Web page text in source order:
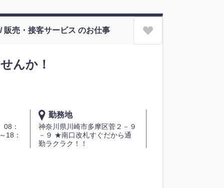
売・接客サービス のお仕事
んか！
：
18：
勤務地
神奈川県川崎市多摩区菅２－９
－９ ★南口改札すぐだから通
勤ラクラク！！